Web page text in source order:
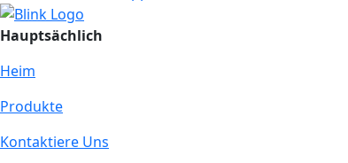
Hauptsächlich
Heim
Produkte
Kontaktiere Uns